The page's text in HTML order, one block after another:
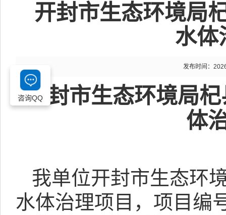
开封市生态环境局
水体
发布时间：
开封市生态环境局
体
我单位开封市生态环
水体治理项目，项目编
咨询QQ